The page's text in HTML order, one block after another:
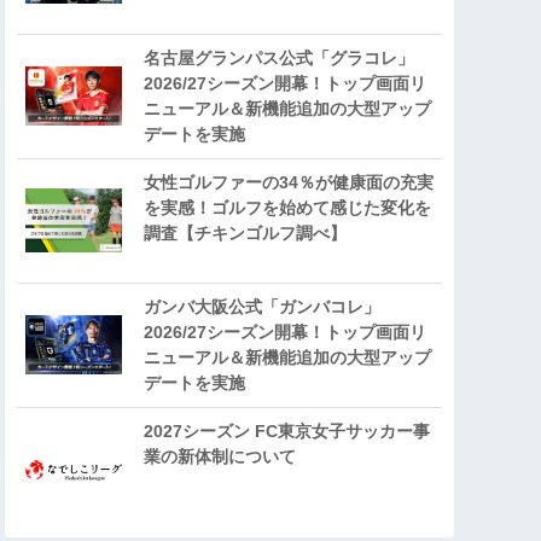
名古屋グランパス公式「グラコレ」
2026/27シーズン開幕！トップ画面リ
ニューアル＆新機能追加の大型アップ
デートを実施
女性ゴルファーの34％が健康面の充実
を実感！ゴルフを始めて感じた変化を
調査【チキンゴルフ調べ】
ガンバ大阪公式「ガンバコレ」
2026/27シーズン開幕！トップ画面リ
ニューアル＆新機能追加の大型アップ
デートを実施
2027シーズン FC東京女子サッカー事
業の新体制について